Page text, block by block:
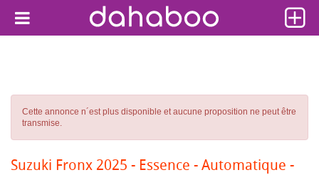
Cette annonce n´est plus disponible et aucune proposition ne peut être
transmise.
Suzuki Fronx 2025 - Essence - Automatique -